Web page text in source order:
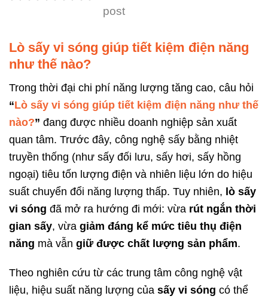
post
Lò sấy vi sóng giúp tiết kiệm điện năng
như thế nào?
Trong thời đại chi phí năng lượng tăng cao, câu hỏi
“Lò sấy vi sóng giúp tiết kiệm điện năng như thế
nào?” đang được nhiều doanh nghiệp sản xuất
quan tâm. Trước đây, công nghệ sấy bằng nhiệt
truyền thống (như sấy đối lưu, sấy hơi, sấy hồng
ngoại) tiêu tốn lượng điện và nhiên liệu lớn do hiệu
suất chuyển đổi năng lượng thấp. Tuy nhiên, lò sấy
vi sóng đã mở ra hướng đi mới: vừa rút ngắn thời
gian sấy, vừa giảm đáng kể mức tiêu thụ điện
năng mà vẫn giữ được chất lượng sản phẩm.
Theo nghiên cứu từ các trung tâm công nghệ vật
liệu, hiệu suất năng lượng của sấy vi sóng có thể